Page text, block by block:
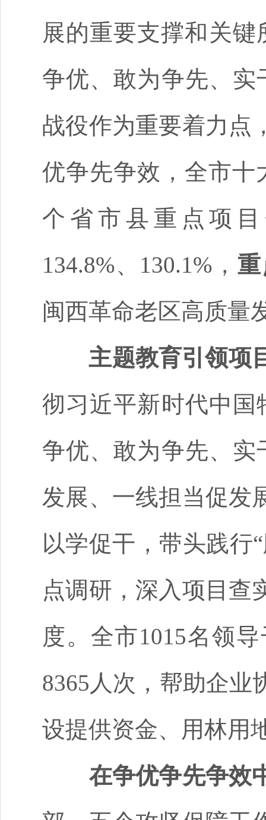
展的重要支撑和关键
争优、敢为争先、实
战役作为重要着力点
优争先争效，全市十
个省市县重点项
134.8%、130.1%，
闽西革命老区高质量
主题教育引领项
彻习近平新时代中国
争优、敢为争先、实
发展、一线担当促发
以学促干，带头践行
点调研，深入项目查
度。全市1015名领
8365人次，帮助企业
设提供资金、用林用
在争优争先争效